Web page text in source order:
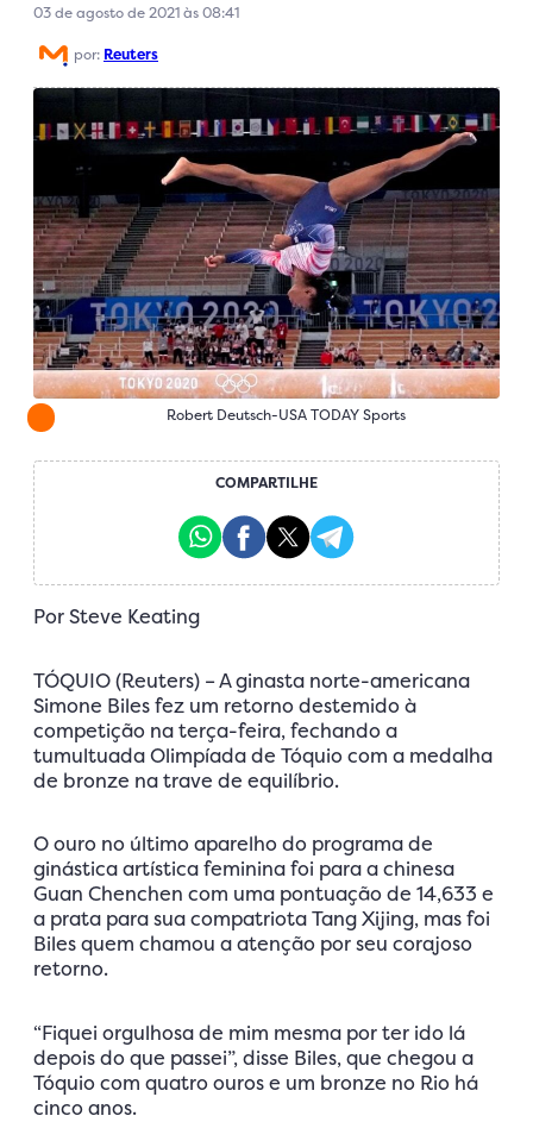
03 de agosto de 2021 às 08:41
por: Reuters
Robert Deutsch-USA TODAY Sports
COMPARTILHE
Por Steve Keating
TÓQUIO (Reuters) – A ginasta norte-americana
Simone Biles fez um retorno destemido à
competição na terça-feira, fechando a
tumultuada Olimpíada de Tóquio com a medalha
de bronze na trave de equilíbrio.
O ouro no último aparelho do programa de
ginástica artística feminina foi para a chinesa
Guan Chenchen com uma pontuação de 14,633 e
a prata para sua compatriota Tang Xijing, mas foi
Biles quem chamou a atenção por seu corajoso
retorno.
“Fiquei orgulhosa de mim mesma por ter ido lá
depois do que passei”, disse Biles, que chegou a
Tóquio com quatro ouros e um bronze no Rio há
cinco anos.